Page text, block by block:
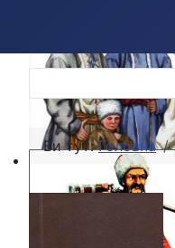
Ви тут:Головна